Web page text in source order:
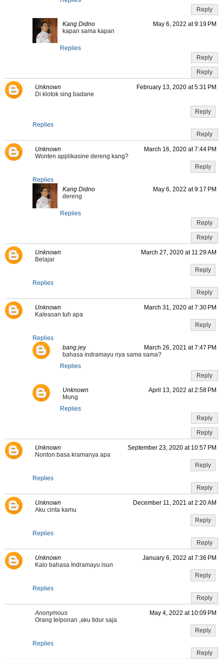
Reply
Kang Didno
May 6, 2022 at 9:19 PM
kapan sama kapan
Replies
Reply
Reply
Unknown
February 13, 2020 at 5:31 PM
Di klotok sing badane
Reply
Replies
Reply
Unknown
March 16, 2020 at 7:44 PM
Wonten applikasine dereng kang?
Reply
Replies
Kang Didno
May 6, 2022 at 9:17 PM
dereng
Replies
Reply
Reply
Unknown
March 27, 2020 at 11:29 AM
Belajar
Reply
Replies
Reply
Unknown
March 31, 2020 at 7:30 PM
Kaleasan tuh apa
Reply
Replies
bang jey
March 26, 2021 at 7:47 PM
bahasa indramayu nya sama sama?
Replies
Reply
Unknown
April 13, 2022 at 2:58 PM
Mung
Replies
Reply
Reply
Unknown
September 23, 2020 at 10:57 PM
Nonton basa kramanya apa
Reply
Replies
Reply
Unknown
December 11, 2021 at 2:20 AM
Aku cinta kamu
Reply
Replies
Reply
Unknown
January 6, 2022 at 7:36 PM
Kalo bahasa Indramayu isun
Reply
Replies
Reply
Anonymous
May 4, 2022 at 10:09 PM
Orang telponan ,aku tidur saja
Reply
Replies
Reply